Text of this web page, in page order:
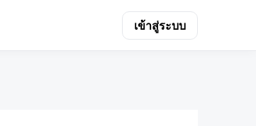
เข้าสู่ระบบ